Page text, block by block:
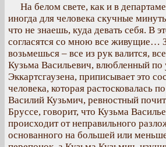
На белом свете, как и в
иногда для человека скучные
что не знаешь, куда девать себя. В
согласятся со мною все живущие…
возьмешься – все из рук валится,
Кузьма Васильевич, влюбленный
Эккартсгаузена, приписывает это
человека, которая растосковалась
Василий Кузьмич, ревностный
Бруссе, говорит, что Кузьма
происходит от неправильного
основанного на большей или